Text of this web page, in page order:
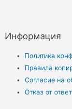
Информация
Политика
Правила
Согласие на
Отказ от